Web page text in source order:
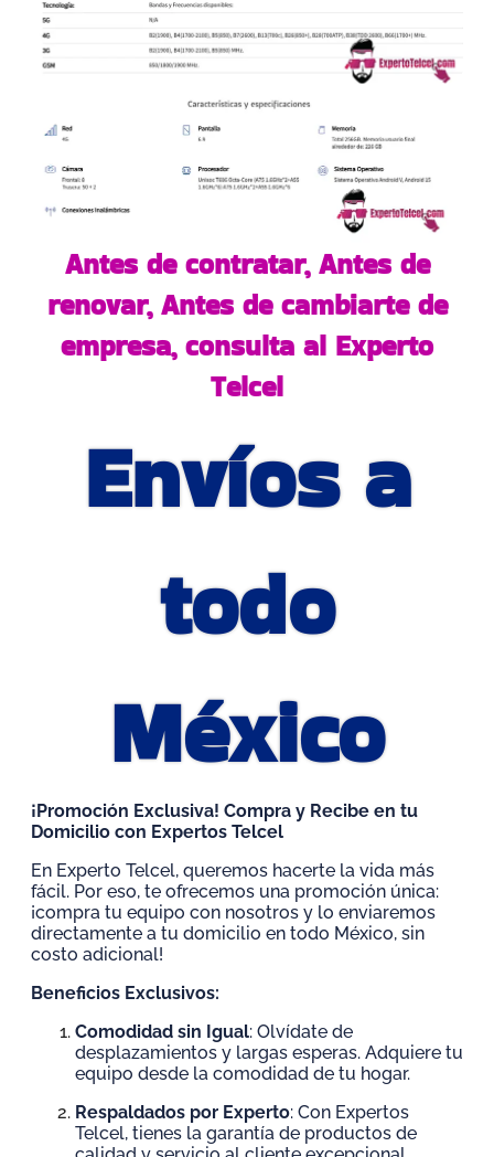
Antes de contratar, Antes de
renovar, Antes de cambiarte de
empresa, consulta al Experto
Telcel
Envíos a
todo
México
¡Promoción Exclusiva! Compra y Recibe en tu
Domicilio con Expertos Telcel
En Experto Telcel, queremos hacerte la vida más
fácil. Por eso, te ofrecemos una promoción única:
¡compra tu equipo con nosotros y lo enviaremos
directamente a tu domicilio en todo México, sin
costo adicional!
Beneficios Exclusivos:
Comodidad sin Igual: Olvídate de
desplazamientos y largas esperas. Adquiere tu
equipo desde la comodidad de tu hogar.
Respaldados por Experto: Con Expertos
Telcel, tienes la garantía de productos de